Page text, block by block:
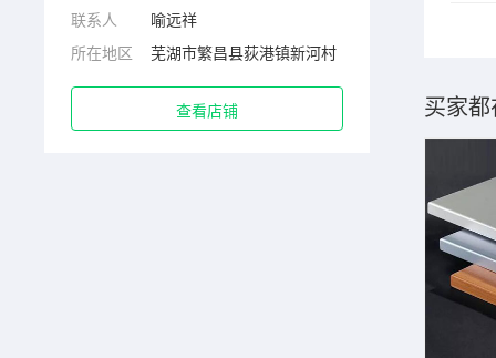
联系人
喻远祥
所在地区
芜湖市繁昌县荻港镇新河村
查看店铺 买家